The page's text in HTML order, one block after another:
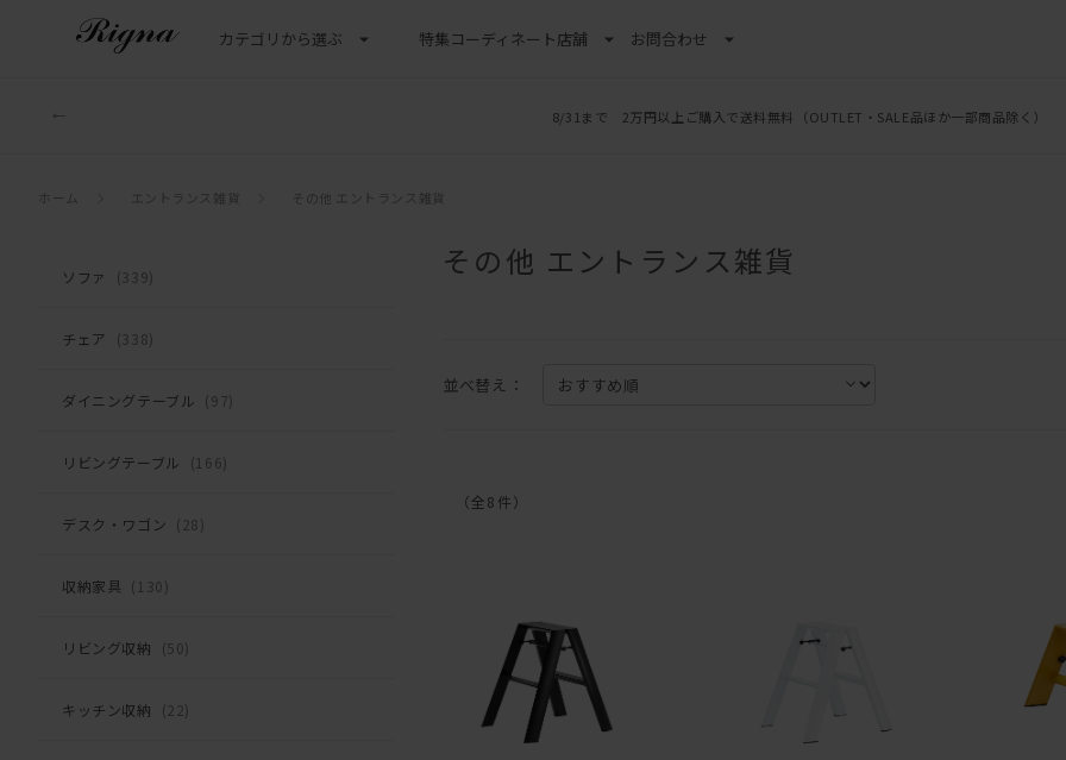
カテゴリから選ぶ 特集コーディネート店舗 お問合わせ
8/31まで 2万円以上ご購入で送料無料 （OUTLET・SALE品ほか一部商品除く）
ホーム エントランス雑貨 その他 エントランス雑貨
ソファ (339)
チェア (338)
ダイニングテーブル (97)
リビングテーブル (166)
デスク・ワゴン (28)
収納家具 (130)
リビング収納 (50)
キッチン収納 (22)
その他 エントランス雑貨
並べ替え：
（全8件）